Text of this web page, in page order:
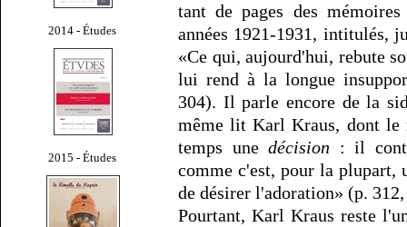
2014 - Études
2015 - Études
tant de pages des
années 1921-1931, intitulés,
«Ce qui, aujourd'hui, rebute
lui rend à la longue
304). Il parle encore de la
même lit Karl Kraus, dont le
temps unedécision : il
comme c'est, pour la plupart,
de désirer l'adoration» (p.
Pourtant, Karl Kraus reste